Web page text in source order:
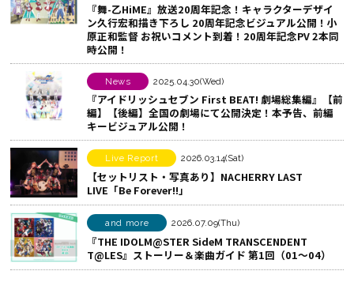
る
o
k
で
シ
ェ
ア
す
る
ェ
ア
る
『舞-乙HiME』放送20周年記念！キャラクターデザイ
ン久行宏和描き下ろし 20周年記念ビジュアル公開！小
原正和監督 お祝いコメント到着！20周年記念PV 2本同
時公開！
News 2025.04.30(Wed)
『アイドリッシュセブン First BEAT! 劇場総集編』【前
編】【後編】全国の劇場にて公開決定！本予告、前編
キービジュアル公開！
Live Report 2026.03.14(Sat)
【セットリスト・写真あり】NACHERRY LAST
LIVE「Be Forever!!」
and more 2026.07.09(Thu)
『THE IDOLM@STER SideM TRANSCENDENT
T@LES』ストーリー＆楽曲ガイド 第1回（01～04）